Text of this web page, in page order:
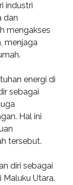
industri
dan
mengakses
menjaga
energi di
sebagai
Hal ini
tersebut.
diri sebagai
Utara.